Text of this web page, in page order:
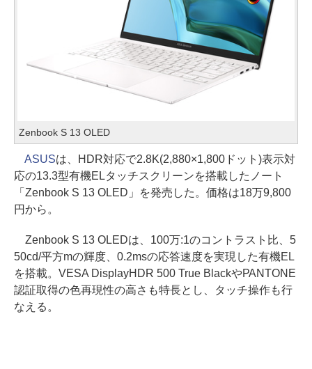
Zenbook S 13 OLED
ASUSは、HDR対応で2.8K(2,880×1,800ドット)表示対
応の13.3型有機ELタッチスクリーンを搭載したノート
「Zenbook S 13 OLED」を発売した。価格は18万9,800
円から。
Zenbook S 13 OLEDは、100万:1のコントラスト比、5
50cd/平方mの輝度、0.2msの応答速度を実現した有機EL
を搭載。VESA DisplayHDR 500 True BlackやPANTONE
認証取得の色再現性の高さも特長とし、タッチ操作も行
なえる。